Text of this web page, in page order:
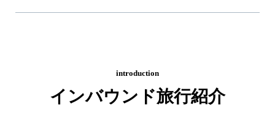
introduction
インバウンド旅行紹介